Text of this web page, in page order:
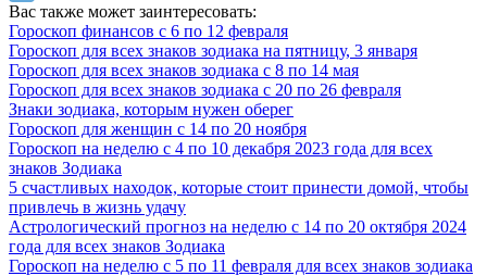
Вас также может заинтересовать:
Гороскоп финансов с 6 по 12 февраля
Гороскоп для всех знаков зодиака на пятницу, 3 января
Гороскоп для всех знаков зодиака с 8 по 14 мая
Гороскоп для всех знаков зодиака с 20 по 26 февраля
Знаки зодиака, которым нужен оберег
Гороскоп для женщин с 14 по 20 ноября
Гороскоп на неделю с 4 по 10 декабря 2023 года для всех
знаков Зодиака
5 счастливых находок, которые стоит принести домой, чтобы
привлечь в жизнь удачу
Астрологический прогноз на неделю с 14 по 20 октября 2024
года для всех знаков Зодиака
Гороскоп на неделю с 5 по 11 февраля для всех знаков зодиака